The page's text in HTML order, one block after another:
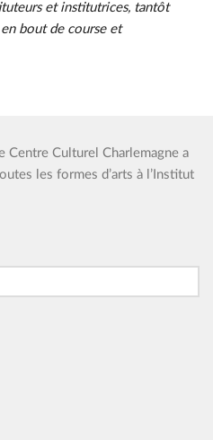
et institutrices, tantôt
bout de course et
Centre Culturel Charlemagne a
les formes d’arts à l’Institut